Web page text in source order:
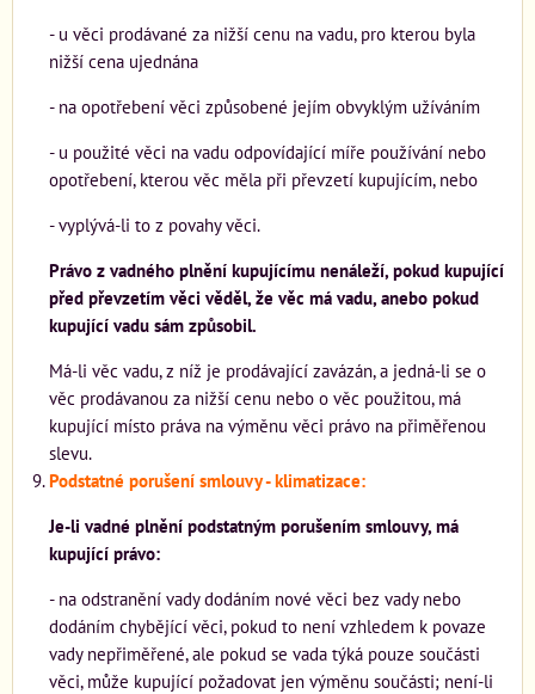
- u věci prodávané za nižší cenu na vadu, pro kterou byla
nižší cena ujednána
- na opotřebení věci způsobené jejím obvyklým užíváním
- u použité věci na vadu odpovídající míře používání nebo
opotřebení, kterou věc měla při převzetí kupujícím, nebo
- vyplývá-li to z povahy věci.
Právo z vadného plnění kupujícímu nenáleží, pokud kupující
před převzetím věci věděl, že věc má vadu, anebo pokud
kupující vadu sám způsobil.
Má-li věc vadu, z níž je prodávající zavázán, a jedná-li se o
věc prodávanou za nižší cenu nebo o věc použitou, má
kupující místo práva na výměnu věci právo na přiměřenou
slevu.
Podstatné porušení smlouvy - klimatizace:
Je-li vadné plnění podstatným porušením smlouvy, má
kupující právo:
- na odstranění vady dodáním nové věci bez vady nebo
dodáním chybějící věci, pokud to není vzhledem k povaze
vady nepřiměřené, ale pokud se vada týká pouze součásti
věci, může kupující požadovat jen výměnu součásti; není-li